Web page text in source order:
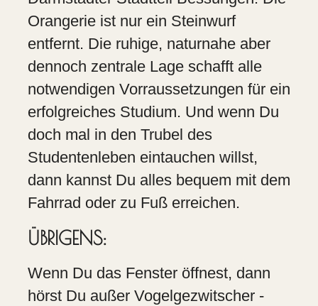
Orangerie ist nur ein Steinwurf
entfernt. Die ruhige, naturnahe aber
dennoch zentrale Lage schafft alle
notwendigen Vorraussetzungen für ein
erfolgreiches Studium. Und wenn Du
doch mal in den Trubel des
Studentenleben eintauchen willst,
dann kannst Du alles bequem mit dem
Fahrrad oder zu Fuß erreichen.
ÜBRIGENS:
Wenn Du das Fenster öffnest, dann
hörst Du außer Vogelgezwitscher -